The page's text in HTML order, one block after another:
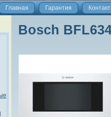
Главная Гарантия
Bosch